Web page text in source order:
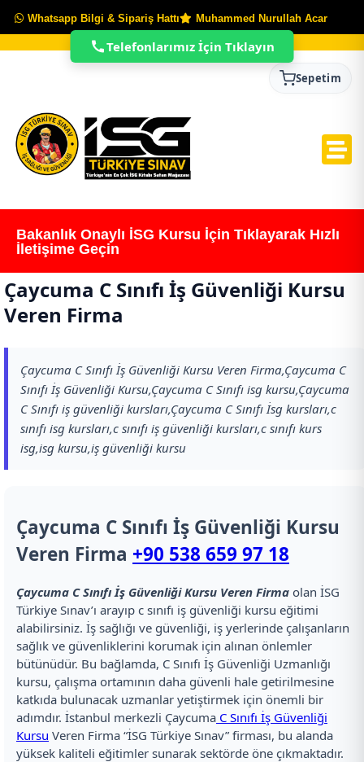
Whatsapp Bilgi & Sipariş Hattı Muhammed Nurullah Acar
Sepetim
Bakanlık Onaylı İSG Kursu İçin Tıklayarak Hızlı
İletişime Geçin
Çaycuma C Sınıfı İş Güvenliği Kursu
Veren Firma
Çaycuma C Sınıfı İş Güvenliği Kursu Veren Firma,Çaycuma C
Sınıfı İş Güvenliği Kursu,Çaycuma C Sınıfı isg kursu,Çaycuma
C Sınıfı iş güvenliği kursları,Çaycuma C Sınıfı İsg kursları,c
sınıfı isg kursları,c sınıfı iş güvenliği kursları,c sınıfı kurs
isg,isg kursu,iş güvenliği kursu
Çaycuma C Sınıfı İş Güvenliği Kursu
Veren Firma +90 538 659 97 18
Çaycuma C Sınıfı İş Güvenliği Kursu Veren Firma olan İSG
Türkiye Sınav’ı arayıp c sınıfı iş güvenliği kursu eğitimi
alabilirsiniz. İş sağlığı ve güvenliği, iş yerlerinde çalışanların
sağlık ve güvenliklerini korumak için alınan önlemler
bütünüdür. Bu bağlamda, C Sınıfı İş Güvenliği Uzmanlığı
kursu, çalışma ortamının daha güvenli hale getirilmesine
katkıda bulunacak uzmanlar yetiştirmek için önemli bir
adımdır. İstanbul merkezli Çaycuma C Sınıfı İş Güvenliği
Kursu Veren Firma “İSG Türkiye Sınav” firması, bu alanda
yüksek kaliteli eğitimler sunarak sektörde öne çıkmaktadır.
Telefonlarımız İçin Tıklayın